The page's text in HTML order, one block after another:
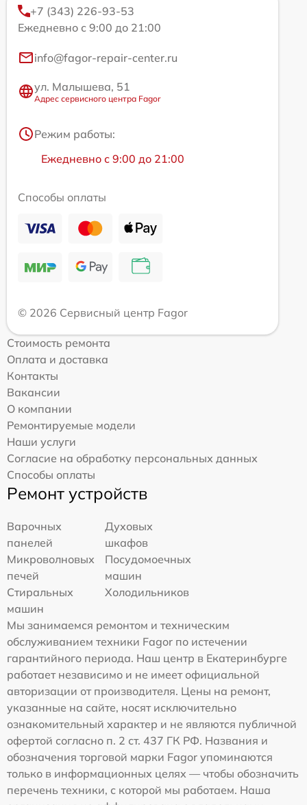
+7 (343) 226-93-53
Ежедневно с 9:00 до 21:00
info@fagor-repair-center.ru
ул. Малышева, 51
Адрес сервисного центра Fagor
Режим работы:
Ежедневно с 9:00 до 21:00
Способы оплаты
© 2026 Сервисный центр Fagor
Стоимость ремонта
Оплата и доставка
Контакты
Вакансии
О компании
Ремонтируемые модели
Наши услуги
Согласие на обработку персональных данных
Способы оплаты
Ремонт устройств
Варочных
панелей
Духовых
шкафов
Микроволновых
печей
Посудомоечных
машин
Стиральных
машин
Холодильников
Мы занимаемся ремонтом и техническим
обслуживанием техники Fagor по истечении
гарантийного периода. Наш центр в Екатеринбурге
работает независимо и не имеет официальной
авторизации от производителя. Цены на ремонт,
указанные на сайте, носят исключительно
ознакомительный характер и не являются публичной
офертой согласно п. 2 ст. 437 ГК РФ. Названия и
обозначения торговой марки Fagor упоминаются
только в информационных целях — чтобы обозначить
перечень техники, с которой мы работаем. Наша